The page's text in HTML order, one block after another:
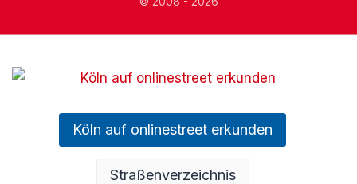
Köln auf onlinestreet erkunden
Straßenverzeichnis